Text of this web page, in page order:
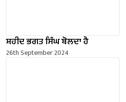
ਸ਼ਹੀਦ ਭਗਤ ਸਿੰਘ ਬੋਲਦਾ ਹੈ
26th September 2024